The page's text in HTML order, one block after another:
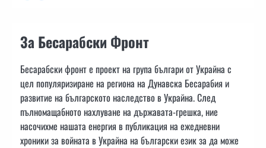
За Бесарабски Фронт
Бесарабски фронт е проект на група българи от Украйна с
цел популяризиране на региона на Дунавска Бесарабия и
развитие на българското наследство в Украйна. След
пълномащабното нахлуване на държавата-грешка, ние
насочихме нашата енергия в публикация на ежедневни
хроники за войната в Украйна на български език за да може